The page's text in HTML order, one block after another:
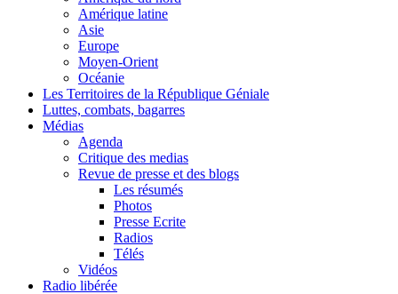
Amérique latine
Asie
Europe
Moyen-Orient
Océanie
Les Territoires de la République Géniale
Luttes, combats, bagarres
Médias
Agenda
Critique des medias
Revue de presse et des blogs
Les résumés
Photos
Presse Ecrite
Radios
Télés
Vidéos
Radio libérée